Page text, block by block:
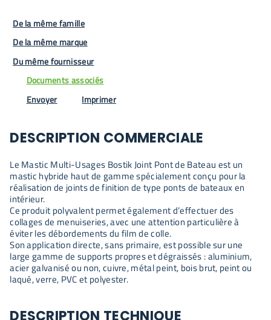
De la même famille
De la même marque
Du même fournisseur
Documents associés
Envoyer
Imprimer
DESCRIPTION COMMERCIALE
Le Mastic Multi-Usages Bostik Joint Pont de Bateau est un
mastic hybride haut de gamme spécialement conçu pour la
réalisation de joints de finition de type ponts de bateaux en
intérieur.
Ce produit polyvalent permet également d’effectuer des
collages de menuiseries, avec une attention particulière à
éviter les débordements du film de colle.
Son application directe, sans primaire, est possible sur une
large gamme de supports propres et dégraissés : aluminium,
acier galvanisé ou non, cuivre, métal peint, bois brut, peint ou
laqué, verre, PVC et polyester.
DESCRIPTION TECHNIQUE